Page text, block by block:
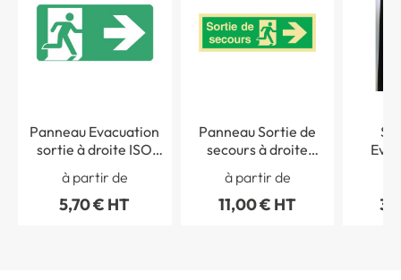
Panneau Evacuation
sortie à droite ISO
7010 - STF 4026S
à partir de
5,70 € HT
Panneau Sortie de
secours à droite
Photoluminescent
Classe C
à partir de
11,00 € HT